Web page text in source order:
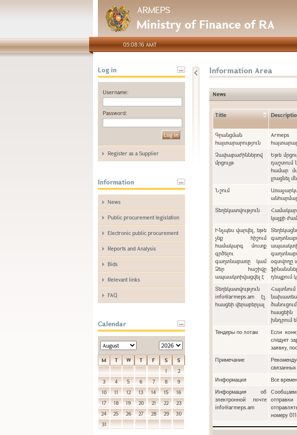
ARMEPS
Ministry of Finance of RA
05:08:16 AMT
Log in
Username:
Password:
Register as a Supplier
Information
News
Public procurement legislation
Electronic public procurement
Reports and Analysis
Bids
Relevant links
FAQ
Calendar
M T W T F S
S
1
2
3
4 5 6 7 8
9
10
11 12 13 14 15
16
17
18 19 20 21 22
23
24
25 26 27 28 29
30
31
Information Area
News
Title
Գրանցման
հայտարարություն
Չափաբաժիններով
մրցույթ
Եթե
դաշտում նախապես նշել այն չափաբաժինը կամ չափաբաժինները, որոնց
համար
լրացնել
Նշում
Տեղեկատվություն
կայքի
Ինչպես վարվել, եթե
չեք հիշում
համակարգ մուտք
գրծելու
գաղտնաբառը կամ
Ձեր հաշիվը
ապաակտիվացվել է
օգտվողը
դեպքում
Տեղեկատվություն
info@armeps.am էլ.
հասցեի վերաբերյալ
խնդրում
Тендеры по лотам
Если
следует
заявку,
Примечание
Информация Все
Информация об
электронной почте
info@armeps.am
номеру